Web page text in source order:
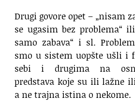
Drugi govore opet – „nisam
se ugasim bez problema“
samo zabava“ i sl.
smo u sistem uopšte ušli i
sebi i drugima na
predstava koje su ili lažne
a ne trajna istina o nekome.